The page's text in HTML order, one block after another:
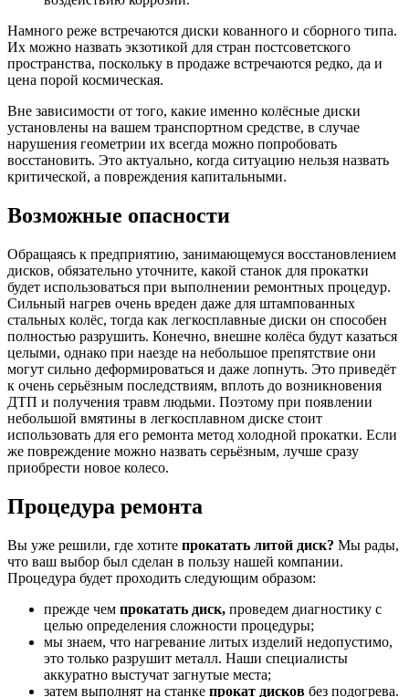
Намного реже встречаются диски кованного и сборного типа.
Их можно назвать экзотикой для стран постсоветского
пространства, поскольку в продаже встречаются редко, да и
цена порой космическая.
Вне зависимости от того, какие именно колёсные диски
установлены на вашем транспортном средстве, в случае
нарушения геометрии их всегда можно попробовать
восстановить. Это актуально, когда ситуацию нельзя назвать
критической, а повреждения капитальными.
Возможные опасности
Обращаясь к предприятию, занимающемуся восстановлением
дисков, обязательно уточните, какой станок для прокатки
будет использоваться при выполнении ремонтных процедур.
Сильный нагрев очень вреден даже для штампованных
стальных колёс, тогда как легкосплавные диски он способен
полностью разрушить. Конечно, внешне колёса будут казаться
целыми, однако при наезде на небольшое препятствие они
могут сильно деформироваться и даже лопнуть. Это приведёт
к очень серьёзным последствиям, вплоть до возникновения
ДТП и получения травм людьми. Поэтому при появлении
небольшой вмятины в легкосплавном диске стоит
использовать для его ремонта метод холодной прокатки. Если
же повреждение можно назвать серьёзным, лучше сразу
приобрести новое колесо.
Процедура ремонта
Вы уже решили, где хотите прокатать литой диск? Мы рады,
что ваш выбор был сделан в пользу нашей компании.
Процедура будет проходить следующим образом:
прежде чем прокатать диск, проведем диагностику с
целью определения сложности процедуры;
мы знаем, что нагревание литых изделий недопустимо,
это только разрушит металл. Наши специалисты
аккуратно выстучат загнутые места;
затем выполнят на станке прокат дисков без подогрева.